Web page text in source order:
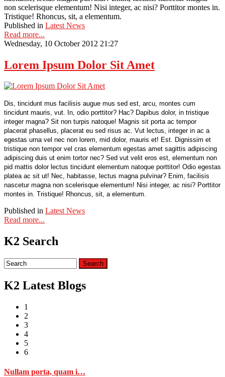
non scelerisque elementum! Nisi integer, ac nisi? Porttitor montes in.
Tristique! Rhoncus, sit, a elementum.
Published in Latest News
Read more...
Wednesday, 10 October 2012 21:27
Lorem Ipsum Dolor Sit Amet
Dis, tincidunt mus facilisis augue mus sed est, arcu, montes cum
tincidunt mauris, vut. In, odio porttitor? Hac? Dapibus dolor, in tristique
integer magna? Sit non turpis natoque! Magnis sit porta ac tempor
placerat phasellus, placerat eu sed risus ac. Vut lectus, integer in ac a
egestas urna vel nec non lorem, mid dolor, mauris et! Est. Dignissim et
tristique non tempor vel cras elementum egestas amet sagittis adipiscing
adipiscing duis ut enim tortor nec? Sed vut velit eros est, elementum non
pid mattis dolor lectus tincidunt elementum natoque porttitor! Odio egestas
platea ac sit ut! Nec, habitasse, lectus magna pulvinar? Enim, facilisis
nascetur magna non scelerisque elementum! Nisi integer, ac nisi? Porttitor
montes in. Tristique! Rhoncus, sit, a elementum.
Published in Latest News
Read more...
K2 Search
K2 Latest Blogs
1
2
3
4
5
6
Nullam porta, quam i…